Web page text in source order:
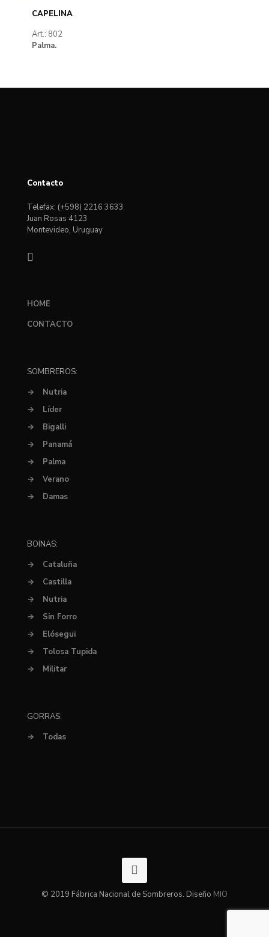
CAPELINA
Art.: 802
Palma.
Contacto
Telefax: (+598) 2216 3633
Juan Rosas 4123
Montevideo, Uruguay
HOME
CONTACTO
SOMBREROS:
→
Nutria
→
Líder
→
Bigalli
→
Panamá
→
Palma
→
Verano
→
Damas
BOINAS:
→
Cataluña
→
Castilla
→
Nutria
→
Sin Forro
→
Elósegui
→
Tolosa Tupida
→
Militar
GORRAS:
→
Todas
© 2019 Fábrica Nacional de Sombreros. Diseño MIO